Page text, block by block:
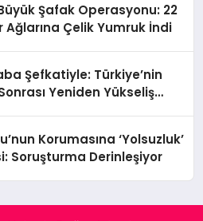
Büyük Şafak Operasyonu: 22
Ağlarına Çelik Yumruk İndi
Şefkatiyle: Türkiye’nin
Yeniden Yükseliş
Korumasına ‘Yolsuzluk’
Soruşturma Derinleşiyor